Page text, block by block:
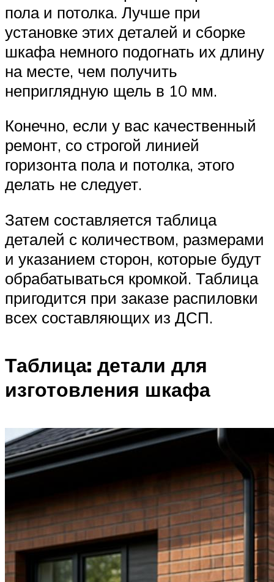
пола и потолка. Лучше при
установке этих деталей и сборке
шкафа немного подогнать их длину
на месте, чем получить
неприглядную щель в 10 мм.
Конечно, если у вас качественный
ремонт, со строгой линией
горизонта пола и потолка, этого
делать не следует.
Затем составляется таблица
деталей с количеством, размерами
и указанием сторон, которые будут
обрабатываться кромкой. Таблица
пригодится при заказе распиловки
всех составляющих из ДСП.
Таблица: детали для
изготовления шкафа